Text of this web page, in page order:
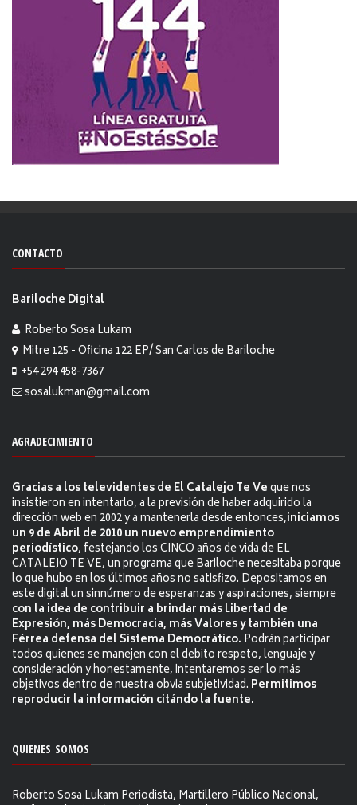
CONTACTO
Bariloche Digital
Roberto Sosa Lukam
Mitre 125 - Oficina 122 EP/ San Carlos de Bariloche
+54 294 458-7367
sosalukman@gmail.com
AGRADECIMIENTO
Gracias a los televidentes de El Catalejo Te Veque nos
insistieron en intentarlo, a la previsión de haber adquirido la
dirección web en 2002 y a mantenerla desde entonces,iniciamos
un 9 de Abril de 2010 un nuevo emprendimiento
periodístico, festejando los CINCO años de vida de EL
CATALEJO TE VE, un programa que Bariloche necesitaba porque
lo que hubo en los últimos años no satisfizo. Depositamos en
este digital un sinnúmero de esperanzas y aspiraciones, siempre
con la idea de contribuir a brindar más Libertad de
Expresión, más Democracia, más Valores y también una
Férrea defensa del Sistema Democrático. Podrán participar
todos quienes se manejen con el debito respeto, lenguaje y
consideración y honestamente, intentaremos ser lo más
objetivos dentro de nuestra obvia subjetividad. Permitimos
reproducir la información citándo la fuente.
QUIENES SOMOS
Roberto Sosa Lukam Periodista, Martillero Público Nacional,